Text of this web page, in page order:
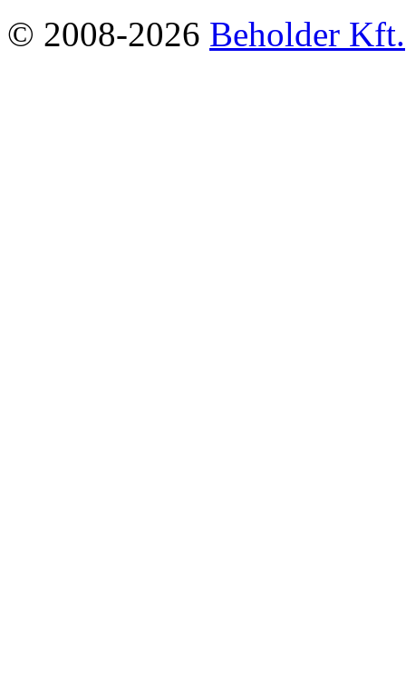
© 2008-2026 Beholder Kft.